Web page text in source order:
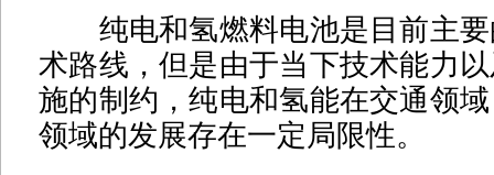
纯电和氢燃料电池是目前主要
术路线，但是由于当下技术能力
施的制约，纯电和氢能在交通领
领域的发展存在一定局限性。